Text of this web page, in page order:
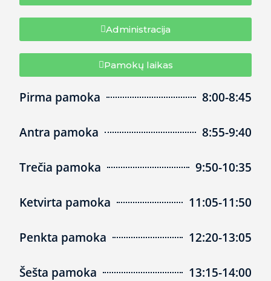
Administracija
Pamokų laikas
Pirma pamoka 8:00-8:45
Antra pamoka 8:55-9:40
Trečia pamoka 9:50-10:35
Ketvirta pamoka 11:05-11:50
Penkta pamoka 12:20-13:05
Šešta pamoka 13:15-14:00